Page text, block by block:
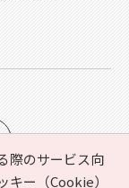
際のサービス向
キー（Cookie）